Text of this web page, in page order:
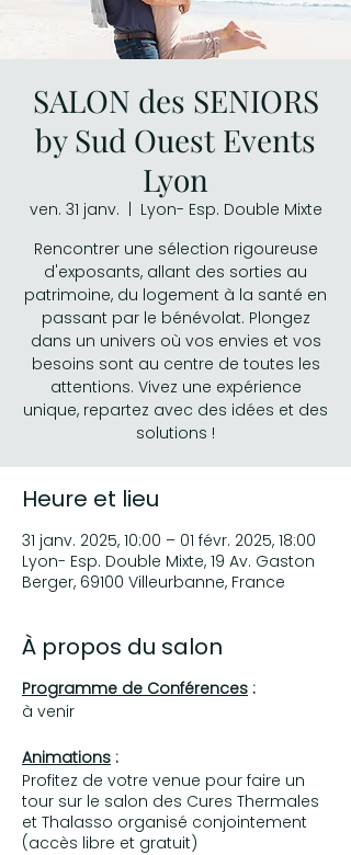
SALON des SENIORS
by Sud Ouest Events
Lyon
ven. 31 janv.
Lyon- Esp. Double Mixte
Rencontrer une sélection rigoureuse
d'exposants, allant des sorties au
patrimoine, du logement à la santé en
passant par le bénévolat. Plongez
dans un univers où vos envies et vos
besoins sont au centre de toutes les
attentions. Vivez une expérience
unique, repartez avec des idées et des
solutions !
Heure et lieu
31 janv. 2025, 10:00 – 01 févr. 2025, 18:00
Lyon- Esp. Double Mixte, 19 Av. Gaston
Berger, 69100 Villeurbanne, France
À propos du salon
Programme de Conférences :
à venir
Animations :
Profitez de votre venue pour faire un
tour sur le salon des Cures Thermales
et Thalasso organisé conjointement
(accès libre et gratuit)